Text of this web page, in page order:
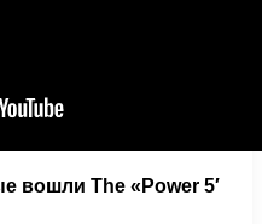
вошли The «Power 5′